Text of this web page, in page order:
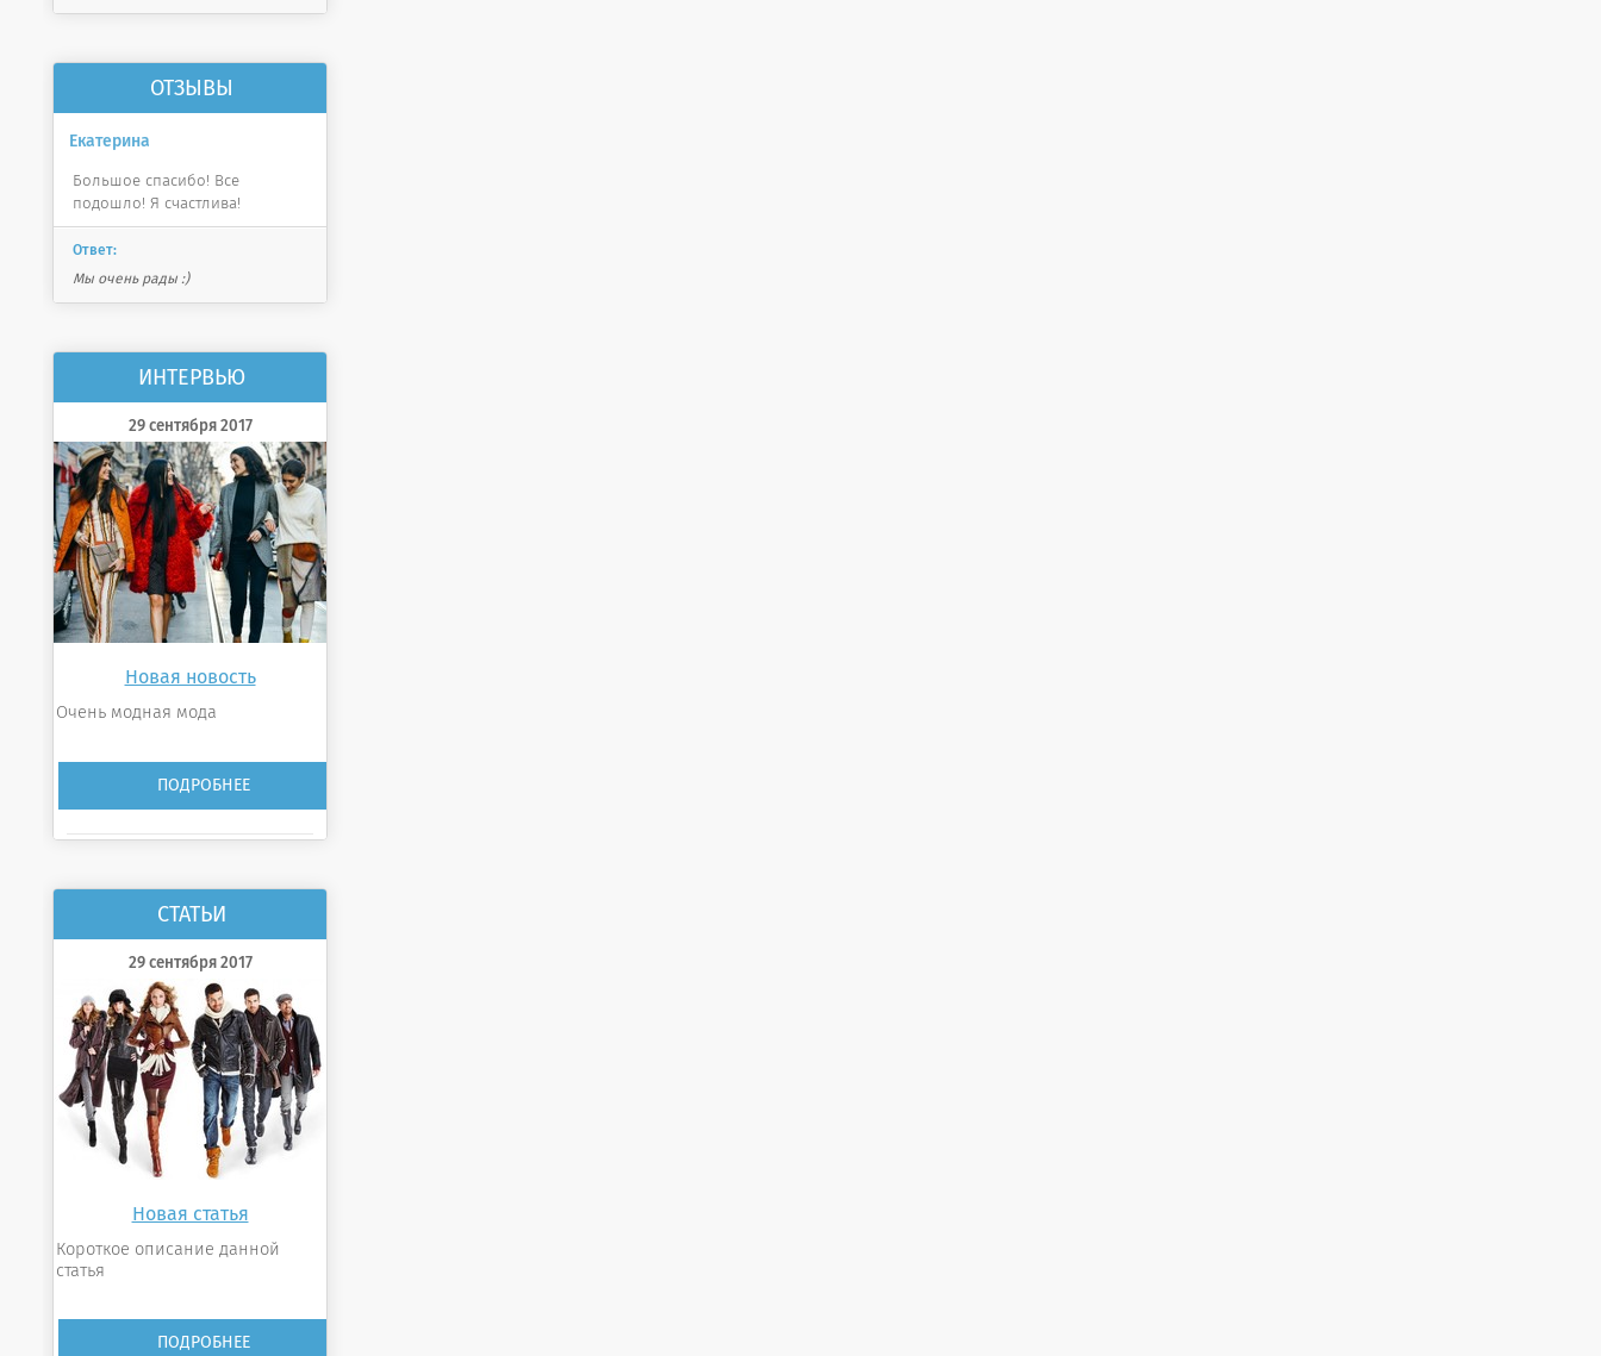
ОТЗЫВЫ
Екатерина
Большое спасибо! Все
подошло! Я счастлива!
Ответ:
Мы очень рады :)
ИНТЕРВЬЮ
29 сентября 2017
Новая новость
Очень модная мода
ПОДРОБНЕЕ
СТАТЬИ
29 сентября 2017
Новая статья
Короткое описание данной
статья
ПОДРОБНЕЕ